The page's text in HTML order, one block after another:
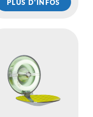
PLUS D'INFOS